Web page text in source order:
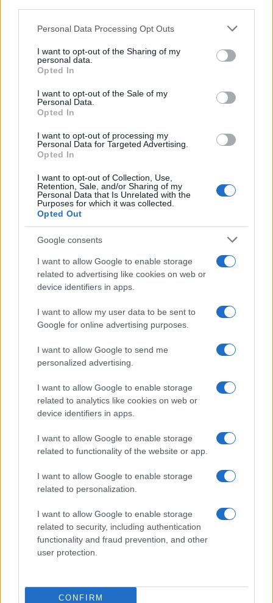
Please note that this website/app uses one or more Google
not limited to your visit or usage behaviour. You may click to
grant or deny consent to Google and its third-party tags to
use your data for below specified purposes in below Google
consent section.
Personal Data Processing Opt Outs
I want to opt-out of the Sharing of my
personal data.
Opted In
I want to opt-out of the Sale of my
Personal Data.
Opted In
I want to opt-out of processing my
Personal Data for Targeted Advertising.
Opted In
I want to opt-out of Collection, Use,
Retention, Sale, and/or Sharing of my
Personal Data that Is Unrelated with the
Purposes for which it was collected.
Opted Out
Google consents
I want to allow Google to enable storage
related to advertising like cookies on web or
device identifiers in apps.
I want to allow my user data to be sent to
Google for online advertising purposes.
I want to allow Google to send me
personalized advertising.
I want to allow Google to enable storage
related to analytics like cookies on web or
device identifiers in apps.
I want to allow Google to enable storage
related to functionality of the website or app.
I want to allow Google to enable storage
related to personalization.
I want to allow Google to enable storage
related to security, including authentication
functionality and fraud prevention, and other
user protection.
CONFIRM
AUTEUR
PEOPLE
Sciences Po: Intraitable sur l’antisémitisme controversé
Infos Rédaction · 18 Mar 2024